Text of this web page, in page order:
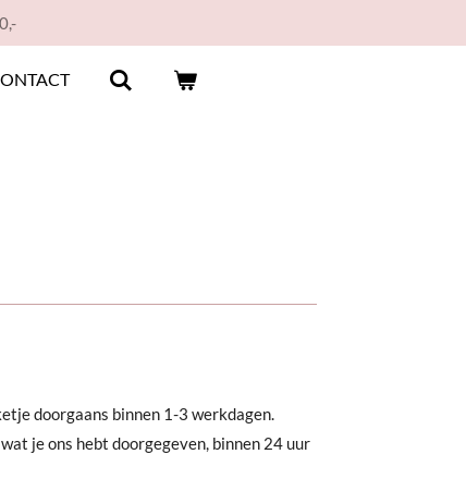
doorgaans binnen 1-3 werkdagen.
je ons hebt doorgegeven, binnen 24 uur